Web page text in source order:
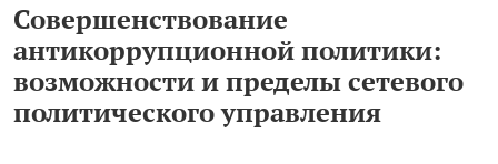
Совершенствование
антикоррупционной политики:
возможности и пределы сетевого
политического управления